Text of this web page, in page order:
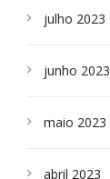
julho 2023
junho 2023
maio 2023
abril 2023